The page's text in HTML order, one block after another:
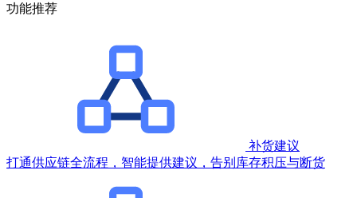
功能推荐
补货建议
打通供应链全流程，智能提供建议，告别库存积压与断货